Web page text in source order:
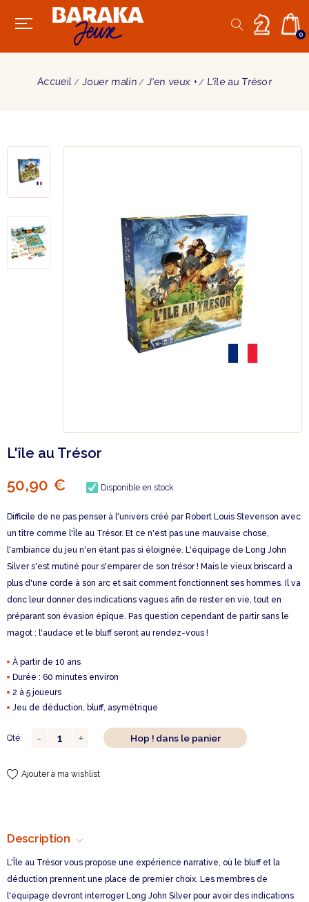
0
Accueil Jouer malin J'en veux + L'île au Trésor
L'île au Trésor
50,90 € Disponible en stock
Difficile de ne pas penser à l'univers créé par Robert Louis Stevenson avec
un titre comme l'Île au Trésor. Et ce n'est pas une mauvaise chose,
l'ambiance du jeu n'en étant pas si éloignée. L'équipage de Long John
Silver s'est mutiné pour s'emparer de son trésor ! Mais le vieux briscard a
plus d'une corde à son arc et sait comment fonctionnent ses hommes. Il va
donc leur donner des indications vagues afin de rester en vie, tout en
préparant son évasion épique. Pas question cependant de partir sans le
magot : l'audace et le bluff seront au rendez-vous !
À partir de 10 ans
Durée : 60 minutes environ
2 à 5 joueurs
Jeu de déduction, bluff, asymétrique
Qté: Hop ! dans le panier
Ajouter à ma wishlist
Description
L'Île au Trésor vous propose une expérience narrative, où le bluff et la
déduction prennent une place de premier choix. Les membres de
l'équipage devront interroger Long John Silver pour avoir des indications